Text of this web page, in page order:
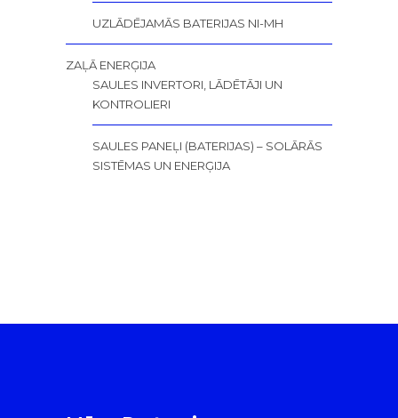
UZLĀDĒJAMĀS BATERIJAS NI-MH
ZAĻĀ ENERĢIJA
SAULES INVERTORI, LĀDĒTĀJI UN
KONTROLIERI
SAULES PANEĻI (BATERIJAS) – SOLĀRĀS
SISTĒMAS UN ENERĢIJA